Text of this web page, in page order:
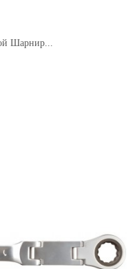
Шарнир...